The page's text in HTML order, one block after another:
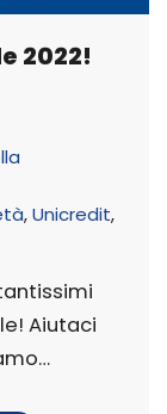
2022!
,Unicredit,
Aiutaci